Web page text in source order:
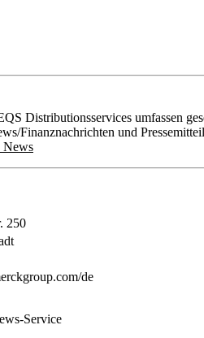
Distributionsservices umfassen
Finanznachrichten und
News
250
de
Service